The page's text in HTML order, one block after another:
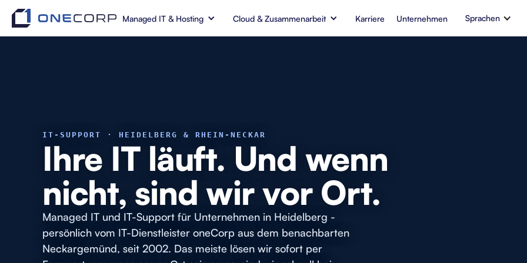
Managed IT & Hosting Cloud & Zusammenarbeit Karriere Unternehmen Sprachen
IT-SUPPORT · HEIDELBERG & RHEIN-NECKAR
Ihre IT läuft. Und wenn
nicht, sind wir vor Ort.
Managed IT und IT-Support für Unternehmen in Heidelberg -
persönlich vom IT-Dienstleister oneCorp aus dem benachbarten
Neckargemünd, seit 2002. Das meiste lösen wir sofort per